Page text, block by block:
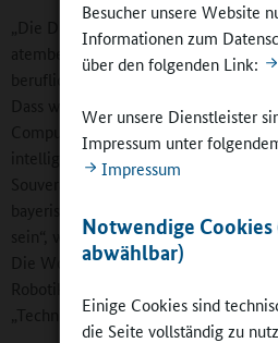
Besucher unsere Website
Informationen zum
über den folgenden Link:
Wer unsere Dienstleister
Impressum unter
Impressum
Notwendige
abwählbar)
Einige Cookies sind
die Seite vollständig zu
„Die Digitalisierung verändert
atemberaubendem Tempo. Nicht nur
beruflich werden immer stärker
Dass wir junge Menschen in
Computational Thinking schulen und
intelligenten Maschinen vorbereiten,
Souveränität und damit auch für die
bayerischen Metall- und Elektro-
sein“, weiß Bertram Brossardt,
Die Workdays rund um das Thema
Robotik starteten im Jahr 2019 und
„Technik – Zukunft in Bayern 4.0“